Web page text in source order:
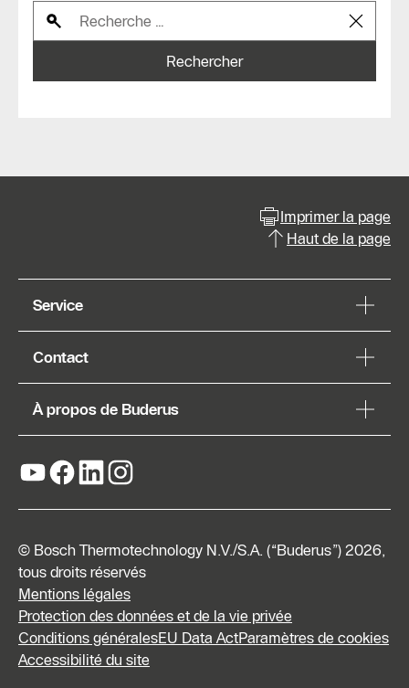
Rechercher
Listes
Imprimer la page
Haut de la page
Service
Contact
À propos de Buderus
© Bosch Thermotechnology N.V./S.A. (“Buderus”) 2026,
tous droits réservés
Mentions légales
Protection des données et de la vie privée
Conditions généralesEU Data ActParamètres de cookies
Accessibilité du site